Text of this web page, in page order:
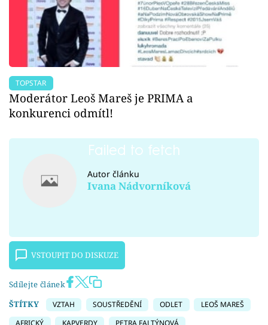
TOPSTAR
Moderátor Leoš Mareš je PRIMA a
konkurenci odmítl!
Failed to fetch
Autor článku
Ivana Nádvorníková
VSTOUPIT DO DISKUZE
Sdílejte článek
ŠTÍTKY
VZTAH SOUSTŘEDĚNÍ ODLET
LEOŠ MAREŠ
AFRICKÝ
KAPVERDY PETRA FALTÝNOVÁ